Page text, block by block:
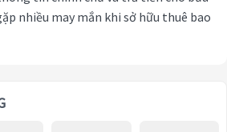
nhiều may mắn khi sở hữu thuê bao